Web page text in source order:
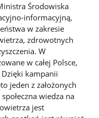
Środowiska
informacyjną,
w zakresie
zdrowotnych
W
w całej Polsce,
Dzięki kampanii
jeden z założonych
wiedza na
jest